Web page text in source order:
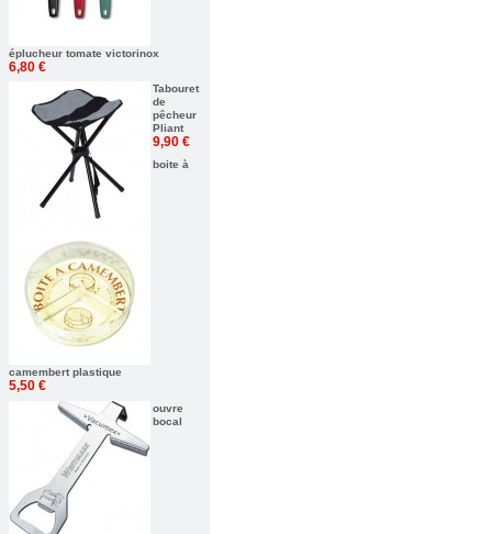
éplucheur tomate victorinox
6,80 €
Tabouret
de
pêcheur
Pliant
9,90 €
boite à
camembert plastique
5,50 €
ouvre
bocal